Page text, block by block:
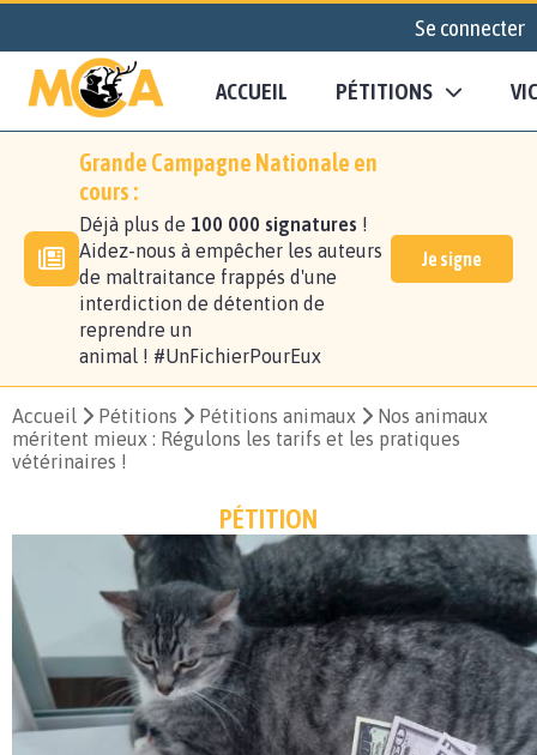
Se connecter
ACCUEIL PÉTITIONS
Grande Campagne Nationale en
cours :
Déjà plus de 100 000 signatures !
Aidez-nous à empêcher les auteurs
de maltraitance frappés d'une
interdiction de détention de
reprendre un
animal ! #UnFichierPourEux
Je signe
Accueil Pétitions Pétitions animaux
Nos animaux
méritent mieux : Régulons les tarifs et les pratiques
vétérinaires !
PÉTITION